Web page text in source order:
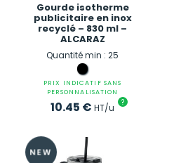
Gourde isotherme
publicitaire en inox
recyclé – 830 ml –
ALCARAZ
Quantité min : 25
PRIX INDICATIF SANS
PERSONNALISATION
10.45 € HT/u ?